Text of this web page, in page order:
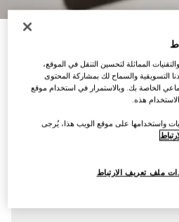
المماثلة لتحسين التنقل في الموقع،
التسويقية والسماح لك بمشاركة المحتوى
الخاصة بك. وبالاستمرار في استخدام موقع
هذه.
واستخدامها على موقع الويب هذا، يُرجى
ملف تعريف الارتباط